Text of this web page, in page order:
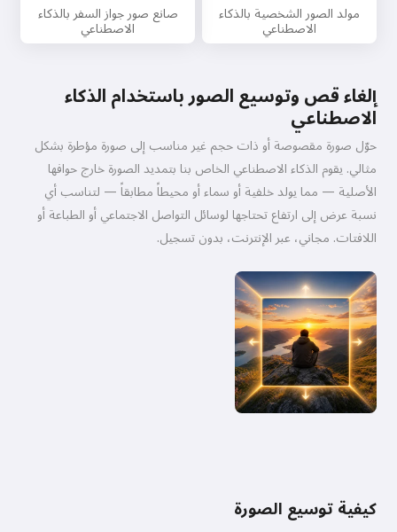
مولد الصور الشخصية بالذكاء
الاصطناعي
صانع صور جواز السفر بالذكاء
الاصطناعي
إلغاء قص وتوسيع الصور باستخدام الذكاء
الاصطناعي
حوّل صورة مقصوصة أو ذات حجم غير مناسب إلى صورة مؤطرة بشكل
مثالي. يقوم الذكاء الاصطناعي الخاص بنا بتمديد الصورة خارج حوافها
الأصلية — مما يولد خلفية أو سماء أو محيطاً مطابقاً — لتناسب أي
نسبة عرض إلى ارتفاع تحتاجها لوسائل التواصل الاجتماعي أو الطباعة أو
اللافتات. مجاني، عبر الإنترنت، بدون تسجيل.
كيفية توسيع الصورة